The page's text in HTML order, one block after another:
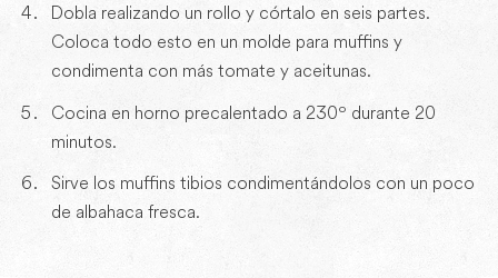
Dobla realizando un rollo y córtalo en seis partes.
Coloca todo esto en un molde para muffins y
condimenta con más tomate y aceitunas.
Cocina en horno precalentado a 230º durante 20
minutos.
Sirve los muffins tibios condimentándolos con un poco
de albahaca fresca.